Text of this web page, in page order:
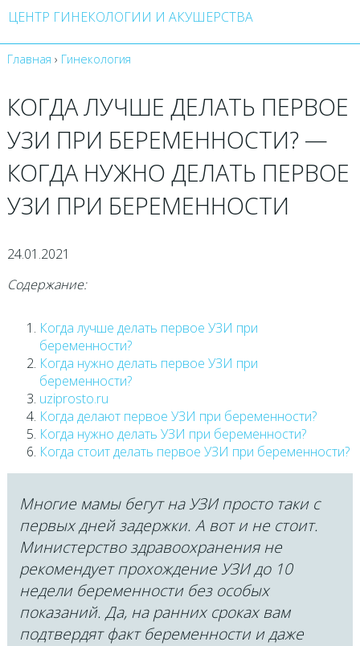
ЦЕНТР ГИНЕКОЛОГИИ И АКУШЕРСТВА
Главная › Гинекология
КОГДА ЛУЧШЕ ДЕЛАТЬ ПЕРВОЕ
УЗИ ПРИ БЕРЕМЕННОСТИ? —
КОГДА НУЖНО ДЕЛАТЬ ПЕРВОЕ
УЗИ ПРИ БЕРЕМЕННОСТИ
24.01.2021
Содержание:
Когда лучше делать первое УЗИ при
беременности?
Когда нужно делать первое УЗИ при
беременности?
uziprosto.ru
Когда делают первое УЗИ при беременности?
Когда нужно делать УЗИ при беременности?
Когда стоит делать первое УЗИ при беременности?
Многие мамы бегут на УЗИ просто таки с
первых дней задержки. А вот и не стоит.
Министерство здравоохранения не
рекомендует прохождение УЗИ до 10
недели беременности без особых
показаний. Да, на ранних сроках вам
подтвердят факт беременности и даже